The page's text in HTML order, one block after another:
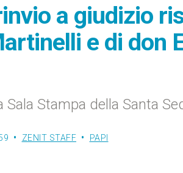
a giudizio
e di don
Stampa della Santa
ZENIT STAFF PAPI